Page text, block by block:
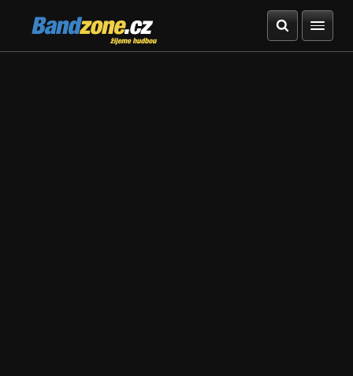
Bandzone.cz
žijeme hudbou